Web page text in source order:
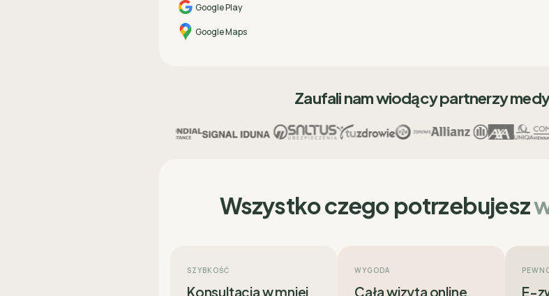
Google Play
Google Maps
Zaufali nam wiodący partnerzy
Wszystko czego potrzebujesz
SZYBKOŚĆ
Konsultacja w mniej
WYGODA
Cała wizyta online,
E-